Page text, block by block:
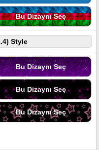
Bu Dizaynı Seç
Style
Bu Dizaynı Seç
Bu Dizaynı Seç
Bu Dizaynı Seç